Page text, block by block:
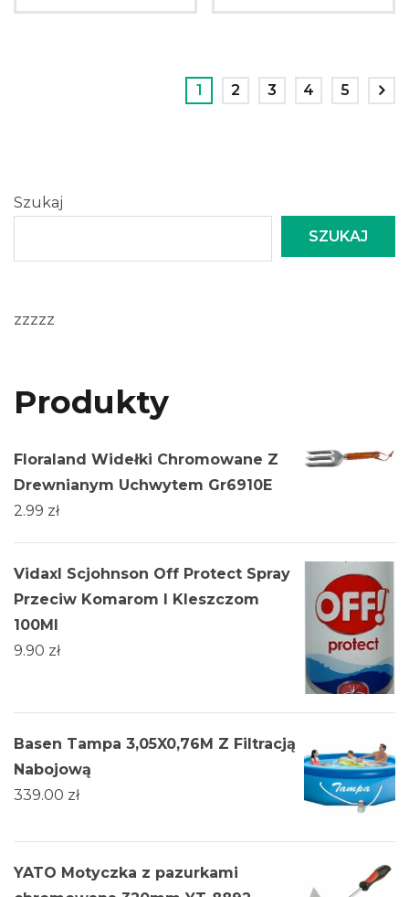
1 2 3 4 5
Szukaj
SZUKAJ
zzzzz
Produkty
Floraland Widełki Chromowane Z
Drewnianym Uchwytem Gr6910E
2.99 zł
Vidaxl Scjohnson Off Protect Spray
Przeciw Komarom I Kleszczom
100Ml
9.90 zł
Basen Tampa 3,05X0,76M Z Filtracją
Nabojową
339.00 zł
YATO Motyczka z pazurkami